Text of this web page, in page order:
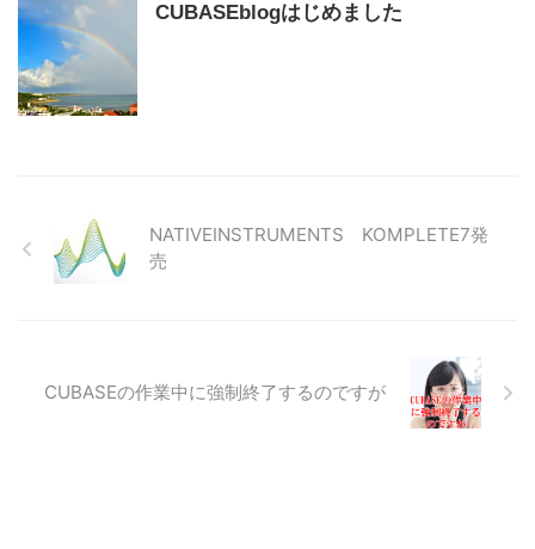
CUBASEblogはじめました
NATIVEINSTRUMENTS KOMPLETE7発
売
CUBASEの作業中に強制終了するのですが